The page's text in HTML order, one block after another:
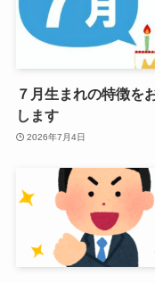
７月生まれの特徴を
します
2026年7月4日